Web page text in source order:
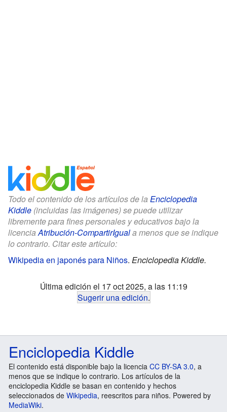
Todo el contenido de los artículos de la Enciclopedia
Kiddle (incluidas las imágenes) se puede utilizar
libremente para fines personales y educativos bajo la
licenciaAtribución-CompartirIguala menos que se indique
lo contrario. Citar este artículo:
Wikipedia en japonés para Niños. Enciclopedia Kiddle.
Última edición el 17 oct 2025, a las 11:19
Sugerir una edición.
Enciclopedia Kiddle
El contenido está disponible bajo la licencia CC BY-SA 3.0, a
menos que se indique lo contrario. Los artículos de la
enciclopedia Kiddle se basan en contenido y hechos
seleccionados de Wikipedia, reescritos para niños. Powered by
MediaWiki.